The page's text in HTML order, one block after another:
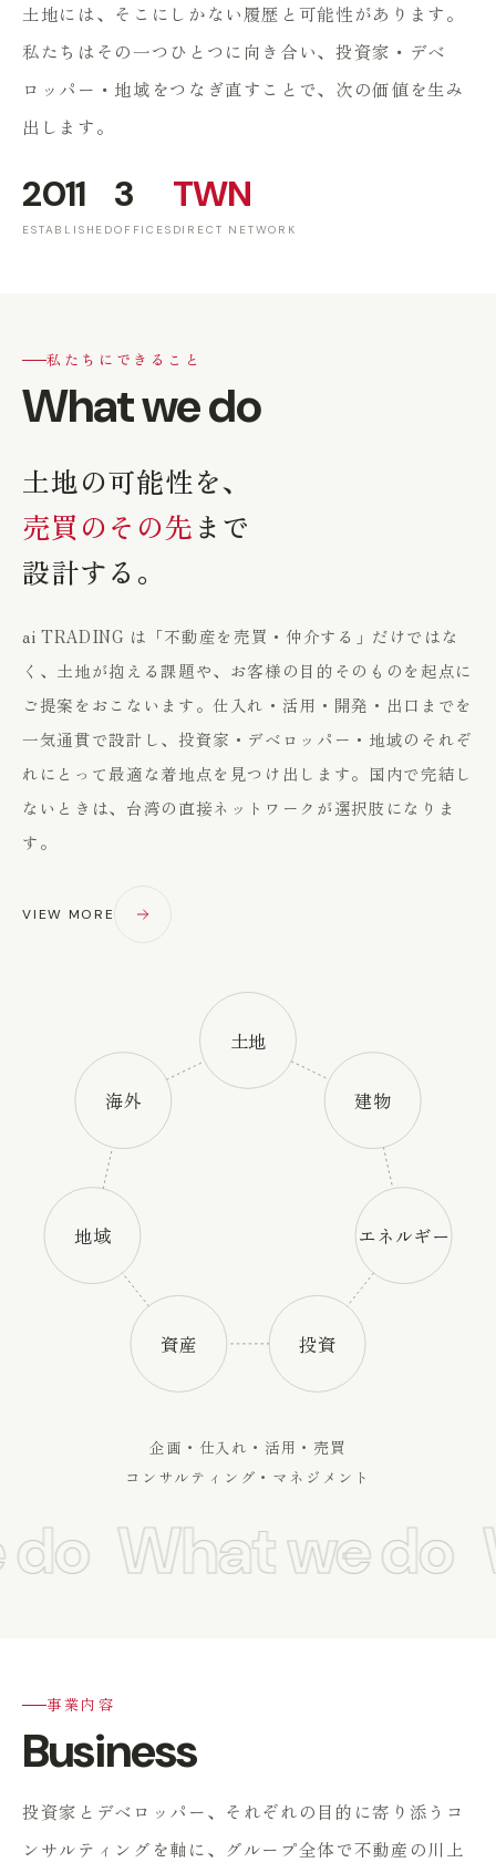
土地には、そこにしかない履歴と可能性があります。
私たちはその一つひとつに向き合い、投資家・デベ
ロッパー・地域をつなぎ直すことで、次の価値を生み
出します。
2011
ESTABLISHED
3
OFFICES
TWN
DIRECT NETWORK
私たちにできること
What we do
土地の可能性を、
売買のその先まで
設計する。
ai TRADING は「不動産を売買・仲介する」だけではな
く、土地が抱える課題や、お客様の目的そのものを起点に
ご提案をおこないます。仕入れ・活用・開発・出口までを
一気通貫で設計し、投資家・デベロッパー・地域のそれぞ
れにとって最適な着地点を見つけ出します。国内で完結し
ないときは、台湾の直接ネットワークが選択肢になりま
す。
VIEW MORE
土地
建物
エネルギー
投資
資産
地域
海外
企画・仕入れ・活用・売買
コンサルティング・マネジメント
What we do
事業内容
Business
投資家とデベロッパー、それぞれの目的に寄り添うコ
ンサルティングを軸に、
グループ全体で不動産の川上